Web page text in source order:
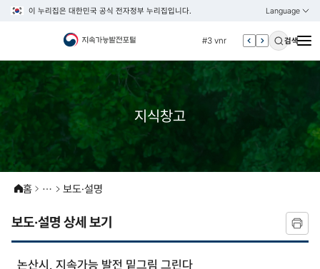
이 누리집은 대한민국 공식 전자정부 누리집입니다. Language
열기
KOREAN
ENGLISH
#3 vnr
#4 관세
#6 빈곤
검색
지식창고
홈 보도·설명
보도·설명 상세 보기
논산시, 지속가능 발전 밑그림 그린다